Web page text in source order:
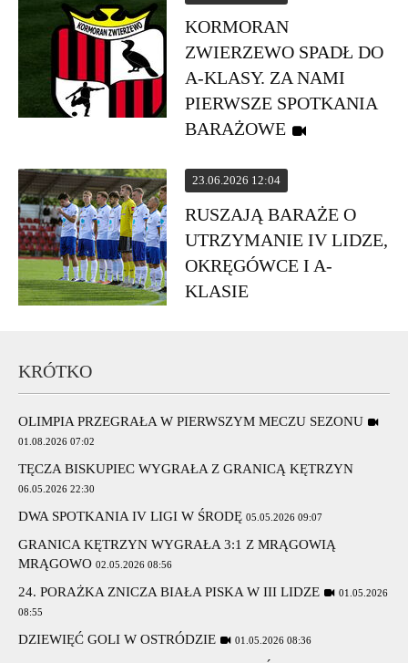
KORMORAN
ZWIERZEWO SPADŁ DO
A-KLASY. ZA NAMI
PIERWSZE SPOTKANIA
BARAŻOWE
23.06.2026 12:04
RUSZAJĄ BARAŻE O
UTRZYMANIE IV LIDZE,
OKRĘGÓWCE I A-
KLASIE
KRÓTKO
OLIMPIA PRZEGRAŁA W PIERWSZYM MECZU SEZONU
01.08.2026 07:02
TĘCZA BISKUPIEC WYGRAŁA Z GRANICĄ KĘTRZYN
06.05.2026 22:30
DWA SPOTKANIA IV LIGI W ŚRODĘ 05.05.2026 09:07
GRANICA KĘTRZYN WYGRAŁA 3:1 Z MRĄGOWIĄ
MRĄGOWO 02.05.2026 08:56
24. PORAŻKA ZNICZA BIAŁA PISKA W III LIDZE
01.05.2026
08:55
DZIEWIĘĆ GOLI W OSTRÓDZIE 01.05.2026 08:36